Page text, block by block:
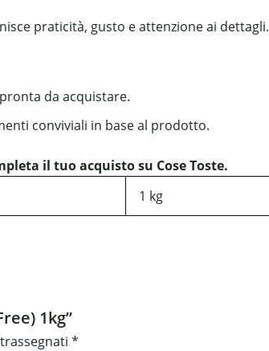
praticità, gusto e attenzione ai dettagli.
da acquistare.
conviviali in base al prodotto.
il tuo acquisto su Cose Toste.
1 kg
1kg”
*